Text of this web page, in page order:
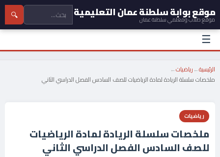
موقع بوابة سلطنة عمان التعليمية
موقع طلاب ومعلمي سلطنة عمان 🔍
☰
الرئيسية←رياضيات←
ملخصات سلسلة الريادة لمادة الرياضيات للصف السادس الفصل الدراسي الثاني
رياضيات
ملخصات سلسلة الريادة لمادة الرياضيات
للصف السادس الفصل الدراسي الثاني